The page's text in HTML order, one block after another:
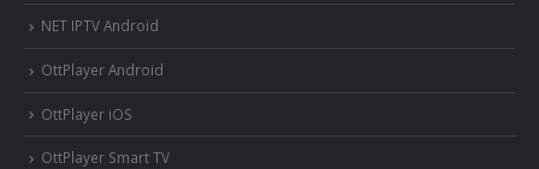
NET IPTV Android
OttPlayer Android
OttPlayer iOS
OttPlayer Smart TV